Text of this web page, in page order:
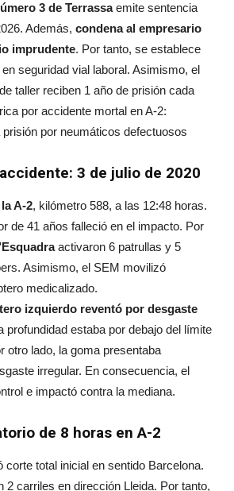
3 de Terrassaemite sentencia
Además, condena al empresario
imprudente. Por tanto, se establece
seguridad vial laboral. Asimismo, el
taller reciben 1 año de prisión cada
por accidente mortal en A-2:
por neumáticos defectuosos
3 de julio de 2020
A-2, kilómetro 588, a las 12:48 horas.
de 41 años falleció en el impacto. Por
activaron 6 patrullas y 5
Asimismo, el SEM movilizó
medicalizado.
izquierdo reventó por desgaste
profundidad estaba por debajo del límite
otro lado, la goma presentaba
irregular. En consecuencia, el
e impactó contra la mediana.
de 8 horas en A-2
corte total inicial en sentido Barcelona.
2 carriles en dirección Lleida. Por tanto,